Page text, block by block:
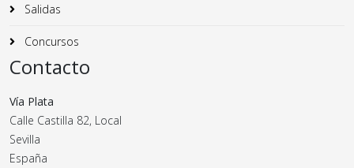
Salidas
Concursos
Contacto
Vía Plata
Calle Castilla 82, Local
Sevilla
España